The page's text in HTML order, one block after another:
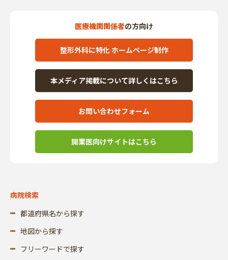
医療機関関係者の方向け
整形外科に特化 ホームページ制作
本メディア掲載について詳しくはこちら
お問い合わせフォーム
開業医向けサイトはこちら
病院検索
都道府県名から探す
地図から探す
フリーワードで探す